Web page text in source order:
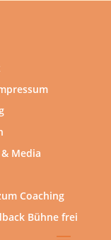
Media
Coaching
Bühne frei